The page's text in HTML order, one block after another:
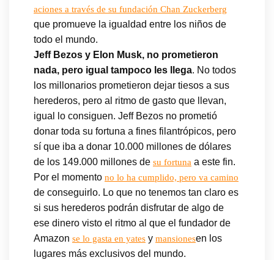
aciones a través de su fundación Chan Zuckerberg
que promueve la igualdad entre los niños de
todo el mundo.
Jeff Bezos y Elon Musk, no prometieron
nada, pero igual tampoco les llega. No todos
los millonarios prometieron dejar tiesos a sus
herederos, pero al ritmo de gasto que llevan,
igual lo consiguen. Jeff Bezos no prometió
donar toda su fortuna a fines filantrópicos, pero
sí que iba a donar 10.000 millones de dólares
de los 149.000 millones de su fortuna a este fin.
Por el momento no lo ha cumplido, pero va camino
de conseguirlo. Lo que no tenemos tan claro es
si sus herederos podrán disfrutar de algo de
ese dinero visto el ritmo al que el fundador de
Amazon se lo gasta en yates y mansionesen los
lugares más exclusivos del mundo.